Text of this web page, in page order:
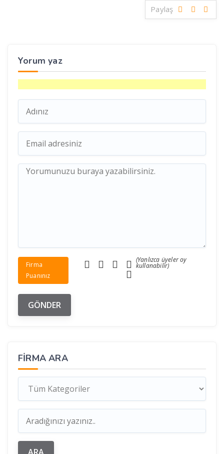
Paylaş
Yorum yaz
Firma
Puanınız
(Yanlızca üyeler oy
kullanabilir)
FIRMA ARA